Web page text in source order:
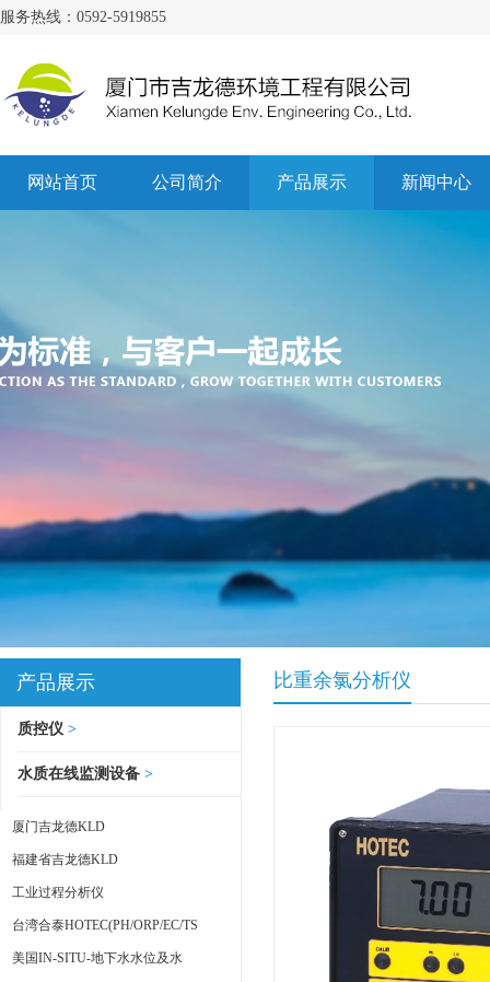
服务热线：0592-5919855
网站首页 公司简介 产品展示 新闻中心
产品展示
质控仪 >
水质在线监测设备 >
厦门吉龙德KLD
福建省吉龙德KLD
工业过程分析仪
台湾合泰HOTEC(PH/ORP/EC/TS
美国IN-SITU-地下水水位及水
比重余氯分析仪